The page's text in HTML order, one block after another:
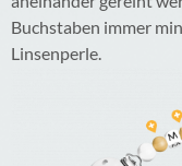
Buchstaben immer
Linsenperle.